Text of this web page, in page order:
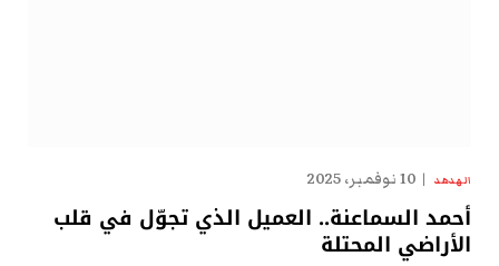
الهدهد 10 نوفمبر، 2025
أحمد السماعنة.. العميل الذي تجوّل في قلب
الأراضي المحتلة